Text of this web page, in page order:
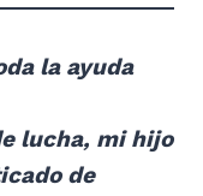
la ayuda
lucha, mi hijo
de